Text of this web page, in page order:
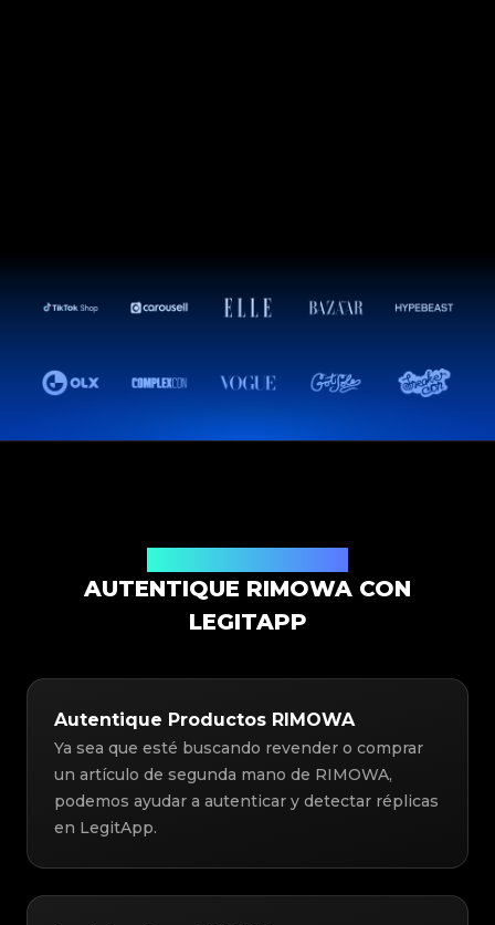
AUTENTIQUE RIMOWA CON
LEGITAPP
Autentique Productos RIMOWA
Ya sea que esté buscando revender o comprar
un artículo de segunda mano de RIMOWA,
podemos ayudar a autenticar y detectar réplicas
en LegitApp.